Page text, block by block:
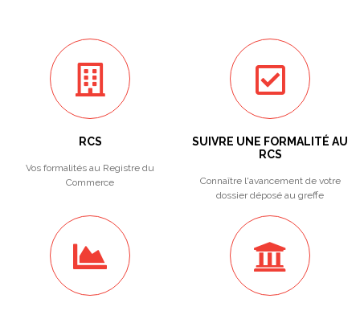
RCS
Vos formalités au Registre du
Commerce
SUIVRE UNE FORMALITÉ AU
RCS
Connaître l'avancement de votre
dossier déposé au greffe